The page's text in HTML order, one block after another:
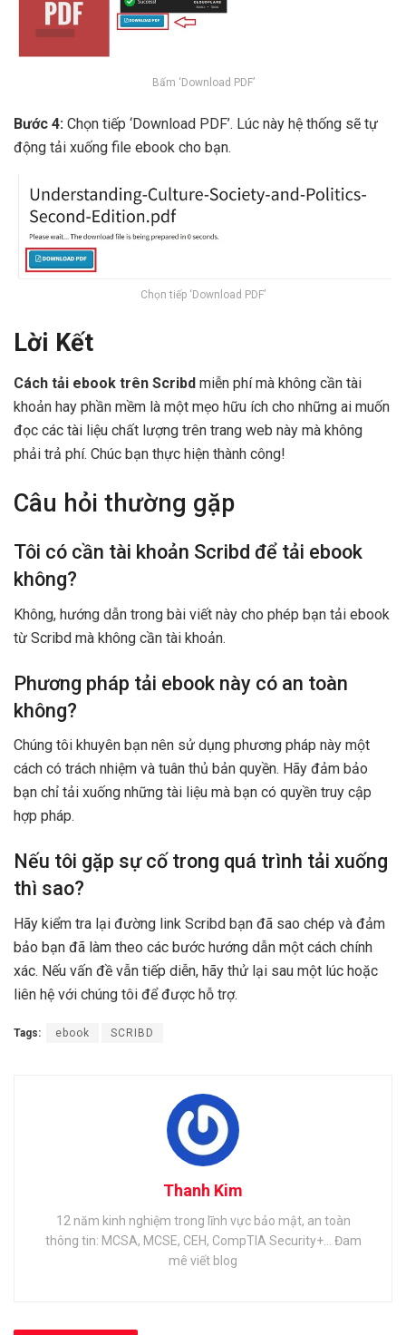
Bấm ‘Download PDF’
Bước 4: Chọn tiếp ‘Download PDF’. Lúc này hệ thống sẽ tự
động tải xuống file ebook cho bạn.
Chọn tiếp ‘Download PDF’
Lời Kết
Cách tải ebook trên Scribd miễn phí mà không cần tài
khoản hay phần mềm là một mẹo hữu ích cho những ai muốn
đọc các tài liệu chất lượng trên trang web này mà không
phải trả phí. Chúc bạn thực hiện thành công!
Câu hỏi thường gặp
Tôi có cần tài khoản Scribd để tải ebook
không?
Không, hướng dẫn trong bài viết này cho phép bạn tải ebook
từ Scribd mà không cần tài khoản.
Phương pháp tải ebook này có an toàn
không?
Chúng tôi khuyên bạn nên sử dụng phương pháp này một
cách có trách nhiệm và tuân thủ bản quyền. Hãy đảm bảo
bạn chỉ tải xuống những tài liệu mà bạn có quyền truy cập
hợp pháp.
Nếu tôi gặp sự cố trong quá trình tải xuống
thì sao?
Hãy kiểm tra lại đường link Scribd bạn đã sao chép và đảm
bảo bạn đã làm theo các bước hướng dẫn một cách chính
xác. Nếu vấn đề vẫn tiếp diễn, hãy thử lại sau một lúc hoặc
liên hệ với chúng tôi để được hỗ trợ.
Tags: ebook SCRIBD
Thanh Kim
12 năm kinh nghiệm trong lĩnh vực bảo mật, an toàn
thông tin: MCSA, MCSE, CEH, CompTIA Security+... Đam
mê viết blog